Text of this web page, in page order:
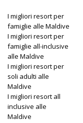
I migliori resort per
famiglie alle Maldive
I migliori resort per
famiglie all-inclusive
alle Maldive
I migliori resort per
soli adulti alle
Maldive
I migliori resort all
inclusive alle
Maldive